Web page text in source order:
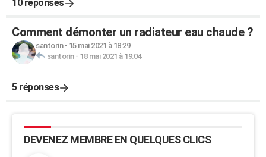
10 réponses
Comment démonter un radiateur eau chaude ?
santorin- 15 mai 2021 à 18:29
santorin- 18 mai 2021 à 19:04
5 réponses
DEVENEZ MEMBRE EN QUELQUES CLICS